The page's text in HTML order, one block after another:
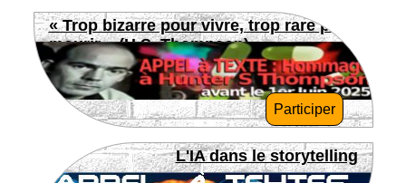
« Trop bizarre pour vivre, trop rare pour
mourir » (H.S. Thompson)
Participer
L'IA dans le storytelling